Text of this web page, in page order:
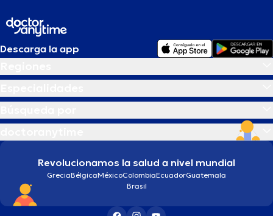
Descarga la app
Revolucionamos la salud a nivel mundial
GreciaBélgicaMéxicoColombiaEcuadorGuatemala
Brasil